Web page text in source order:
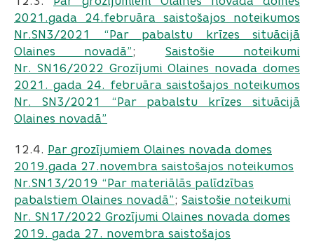
2021.gada 24.februāra saistošajos noteikumos
Nr.SN3/2021 “Par pabalstu krīzes situācijā
Olaines novadā”; Saistošie noteikumi
Nr. SN16/2022 Grozījumi Olaines novada domes
2021. gada 24. februāra saistošajos noteikumos
Nr. SN3/2021 “Par pabalstu krīzes situācijā
Olaines novadā”
12.4. Par grozījumiem Olaines novada domes
2019.gada 27.novembra saistošajos noteikumos
Nr.SN13/2019 “Par materiālās palīdzības
pabalstiem Olaines novadā”; Saistošie noteikumi
Nr. SN17/2022 Grozījumi Olaines novada domes
2019. gada 27. novembra saistošajos